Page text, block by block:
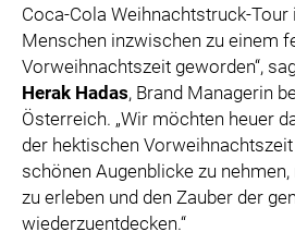
Coca-Cola Weihnachtstruck-
Menschen inzwischen zu einem
Vorweihnachtszeit geworden“,
Herak Hadas, Brand Managerin
Österreich. „Wir möchten heuer
der hektischen
schönen Augenblicke zu
zu erleben und den Zauber der
wiederzuentdecken.“